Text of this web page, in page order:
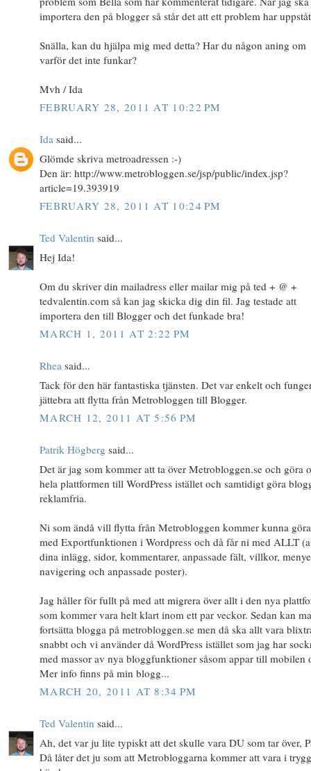
importera den på blogger så står det att ett problem har
Snälla, kan du hjälpa mig med detta? Har du någon aning om
varför det inte funkar?
Mvh / Ida
FEBRUARY 28, 2011 AT 10:22 PM
Ida said...
Glömde skriva metroadressen :-)
Den är: http://www.metrobloggen.se/jsp/public/index.jsp?
article=19.393919
FEBRUARY 28, 2011 AT 10:24 PM
Ted Valentin said...
Hej Ida!
Om du skriver din mailadress eller mailar mig på ted + @ +
tedvalentin.com så kan jag skicka dig din fil. Jag testade att
importera den till Blogger och det funkade bra!
MARCH 1, 2011 AT 2:22 PM
Rhea said...
Tack för den här fantastiska tjänsten. Det var enkelt och
jättebra att flytta från Metrobloggen till Blogger.
MARCH 12, 2011 AT 5:56 PM
Patrik Högberg said...
Det är jag som kommer att ta över Metrobloggen.se och göra
hela plattformen till WordPress istället och samtidigt göra
reklamfria.
Ni som ändå vill flytta från Metrobloggen kommer kunna
med Exportfunktionen i Wordpress och då får ni med ALLT
dina inlägg, sidor, kommentarer, anpassade fält, villkor,
navigering och anpassade poster).
Jag håller för fullt på med att migrera över allt i den nya
som kommer vara helt klart inom ett par veckor. Sedan kan
fortsätta blogga på metrobloggen.se men då ska allt vara
snabbt och vi använder då WordPress istället som jag har
med massor av nya bloggfunktioner såsom appar till mobilen
Mer info finns på min blogg...
MARCH 20, 2011 AT 8:34 PM
Ted Valentin said...
Ah, det var ju lite typiskt att det skulle vara DU som tar över,
Då låter det ju som att Metrobloggarna kommer att vara i